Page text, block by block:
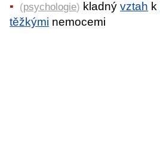
(psychologie) kladnývztah k
těžkými nemocemi